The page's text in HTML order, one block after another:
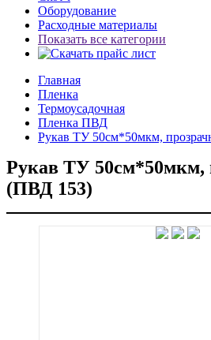
Оборудование
Расходные материалы
Показать все категории
Главная
Пленка
Термоусадочная
Пленка ПВД
Рукав ТУ 50см*50мкм,
Рукав ТУ 50см*50мкм,
(ПВД 153)